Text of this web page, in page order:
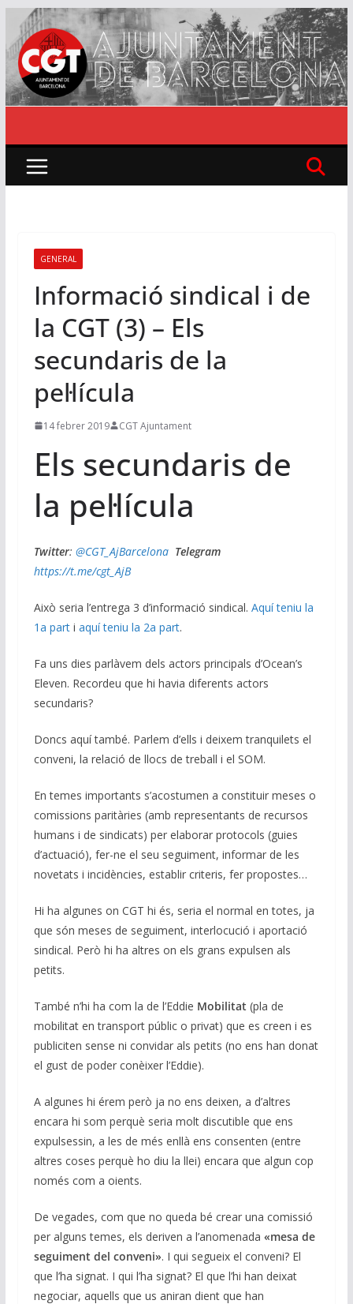
Skip
to
content
GENERAL
Informació sindical i de
la CGT (3) – Els
secundaris de la
pel·lícula
14 febrer 2019 CGT Ajuntament
Els secundaris de
la pel·lícula
Twitter: @CGT_AjBarcelona Telegram
https://t.me/cgt_AjB
Això seria l’entrega 3 d’informació sindical. Aquí teniu la
1a parti aquí teniu la 2a part.
Fa uns dies parlàvem dels actors principals d’Ocean’s
Eleven. Recordeu que hi havia diferents actors
secundaris?
Doncs aquí també. Parlem d’ells i deixem tranquilets el
conveni, la relació de llocs de treball i el SOM.
En temes importants s’acostumen a constituir meses o
comissions paritàries (amb representants de recursos
humans i de sindicats) per elaborar protocols (guies
d’actuació), fer-ne el seu seguiment, informar de les
novetats i incidències, establir criteris, fer propostes…
Hi ha algunes on CGT hi és, seria el normal en totes, ja
que són meses de seguiment, interlocució i aportació
sindical. Però hi ha altres on els grans expulsen als
petits.
També n’hi ha com la de l’Eddie Mobilitat (pla de
mobilitat en transport públic o privat) que es creen i es
publiciten sense ni convidar als petits (no ens han donat
el gust de poder conèixer l’Eddie).
A algunes hi érem però ja no ens deixen, a d’altres
encara hi som perquè seria molt discutible que ens
expulsessin, a les de més enllà ens consenten (entre
altres coses perquè ho diu la llei) encara que algun cop
només com a oients.
De vegades, com que no queda bé crear una comissió
per alguns temes, els deriven a l’anomenada «mesa de
seguiment del conveni». I qui segueix el conveni? El
que l’ha signat. I qui l’ha signat? El que l’hi han deixat
negociar, aquells que us aniran dient que han